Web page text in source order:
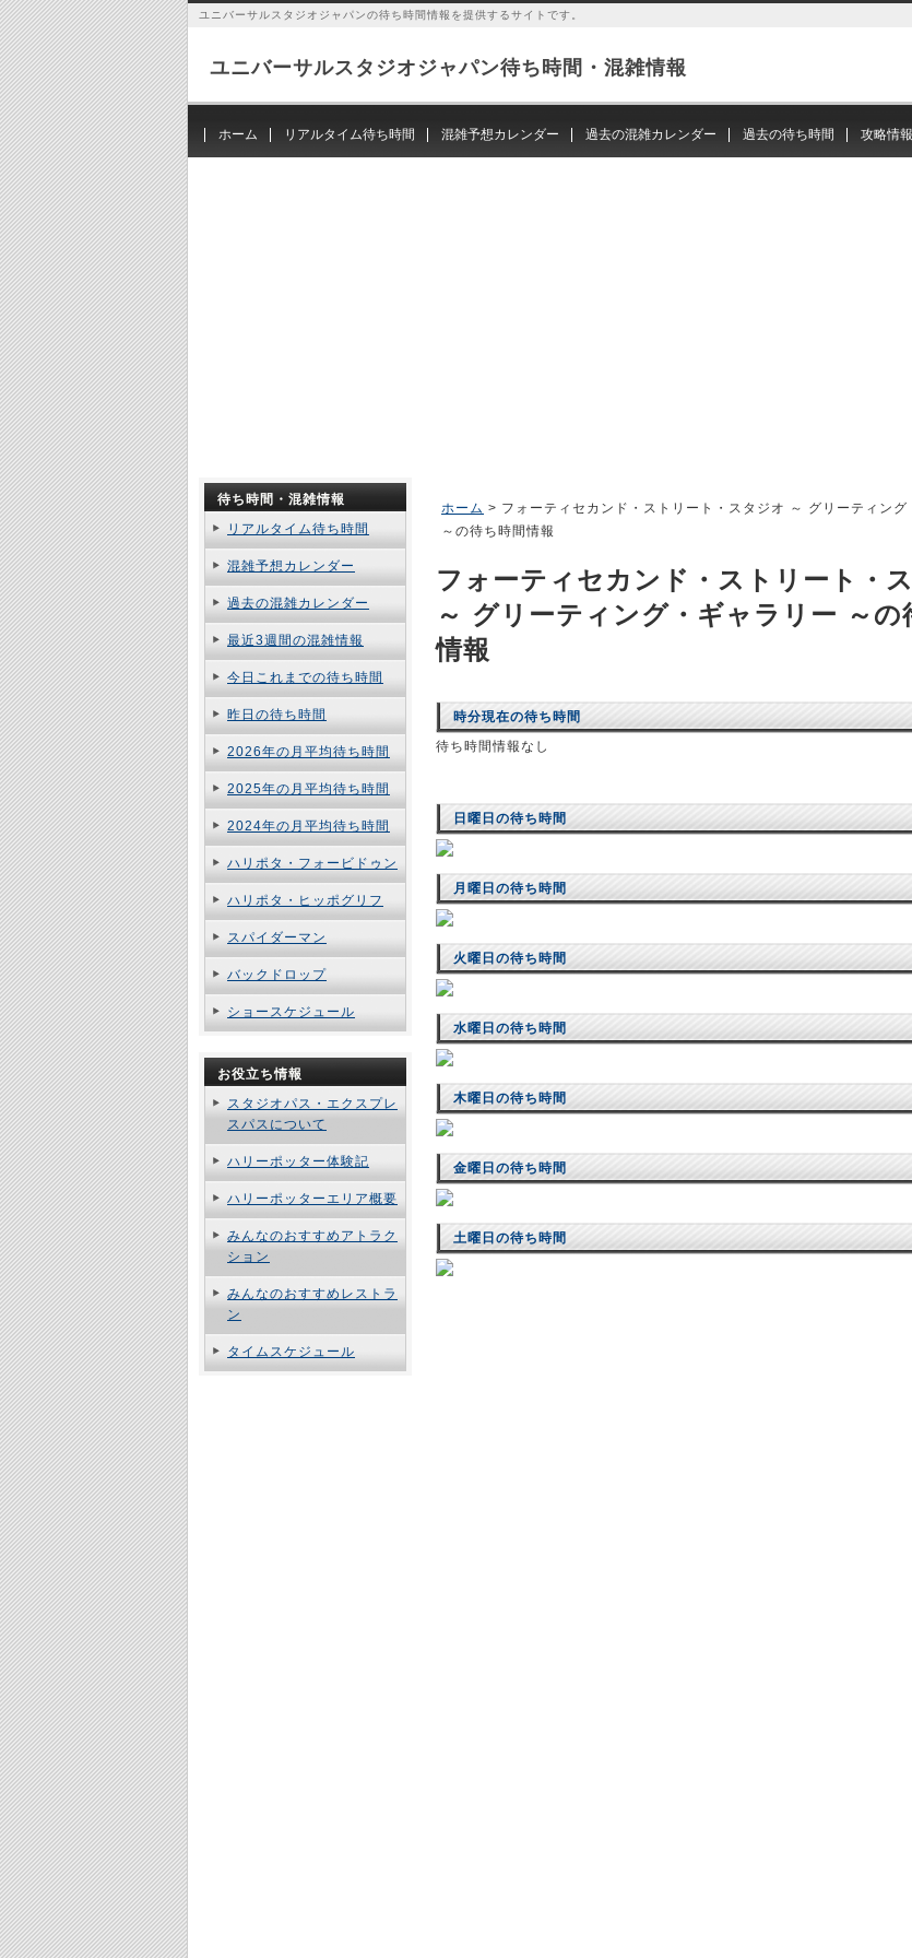
ユニバーサルスタジオジャパンの待ち時間情報を提供するサイトです。
ユニバーサルスタジオジャパン待ち時間・混雑情報
ホーム リアルタイム待ち時間 混雑予想カレンダー 過去の混雑カレンダー 過去の待ち時間 攻略情報
ホーム > フォーティセカンド・ストリート・スタジオ ～ グリーティング
～の待ち時間情報
フォーティセカンド・ストリート・
～ グリーティング・ギャラリー ～の
情報
時分現在の待ち時間
待ち時間情報なし
日曜日の待ち時間
月曜日の待ち時間
火曜日の待ち時間
水曜日の待ち時間
木曜日の待ち時間
金曜日の待ち時間
土曜日の待ち時間
待ち時間・混雑情報
リアルタイム待ち時間
混雑予想カレンダー
過去の混雑カレンダー
最近3週間の混雑情報
今日これまでの待ち時間
昨日の待ち時間
2026年の月平均待ち時間
2025年の月平均待ち時間
2024年の月平均待ち時間
ハリポタ・フォービドゥン
ハリポタ・ヒッポグリフ
スパイダーマン
バックドロップ
ショースケジュール
お役立ち情報
スタジオパス・エクスプレ
スパスについて
ハリーポッター体験記
ハリーポッターエリア概要
みんなのおすすめアトラク
ション
みんなのおすすめレストラ
ン
タイムスケジュール